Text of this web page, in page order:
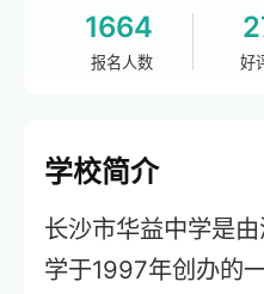
1664
报名人数 好
学校简介
长沙市华益中学是
学于1997年创办的